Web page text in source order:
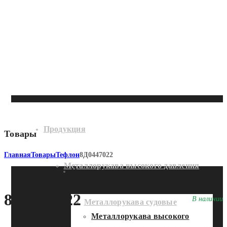
Продукция
Металлорукава высокого давления
Металлорукава судовые
Продукция
Металлорукава высокого
Товары
ГлавнаяТоварыТефлон8Д0447022
В наличии
8Д0447022